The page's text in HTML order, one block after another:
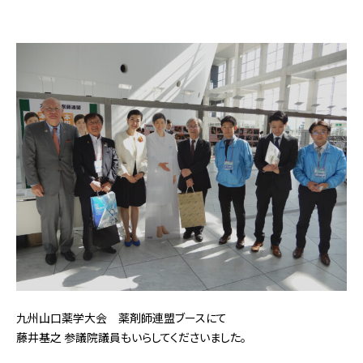
九州山口薬学大会 薬剤師連盟ブースにて
藤井基之 参議院議員もいらしてくださいました。